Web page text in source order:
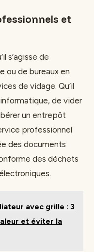
et
s’agisse de
ou de bureaux en
de vidage. Qu’il
informatique, de vider
un entrepôt
professionnel
des documents
des déchets
avec grille : 3
et éviter la